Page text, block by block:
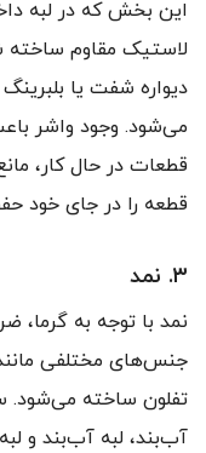
این بخش که در لبه
لاستیک مقاوم ساخته
دیواره شفت یا
می‌شود. وجود واشر
قطعات در حال کار،
قطعه را در جای خود
۳. نمد
نمد با توجه به گرما،
جنس‌های مختلفی
تفلون ساخته می‌شود.
آب‌بند، لبه آب‌بند و